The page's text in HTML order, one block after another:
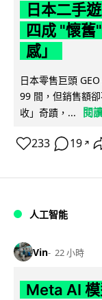
日本二手
四成 "懷
感」
日本零售巨頭
99 間，但銷售額
收」奇蹟，...
閱
233 19 ↗
人工智能
Vin 22 小時
Meta AI